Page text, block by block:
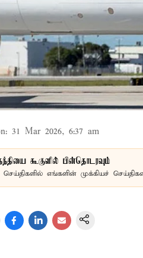
: 31 Mar 2026, 6:37 am
கூகுளில் பின்தொடரவும்
செய்திகளில் எங்களின் முக்கியச்